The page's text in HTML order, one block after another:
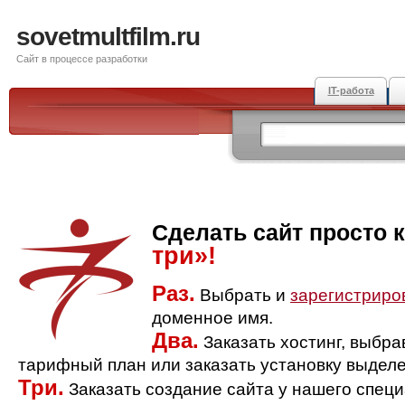
sovetmultfilm.ru
Сайт в процессе разработки
IT-работа
Сделать сайт просто
три»!
Раз. Выбрать и
доменное имя.
Два. Заказать хостинг,
тарифный план или заказать установку
Три. Заказать создание сайта у нашего